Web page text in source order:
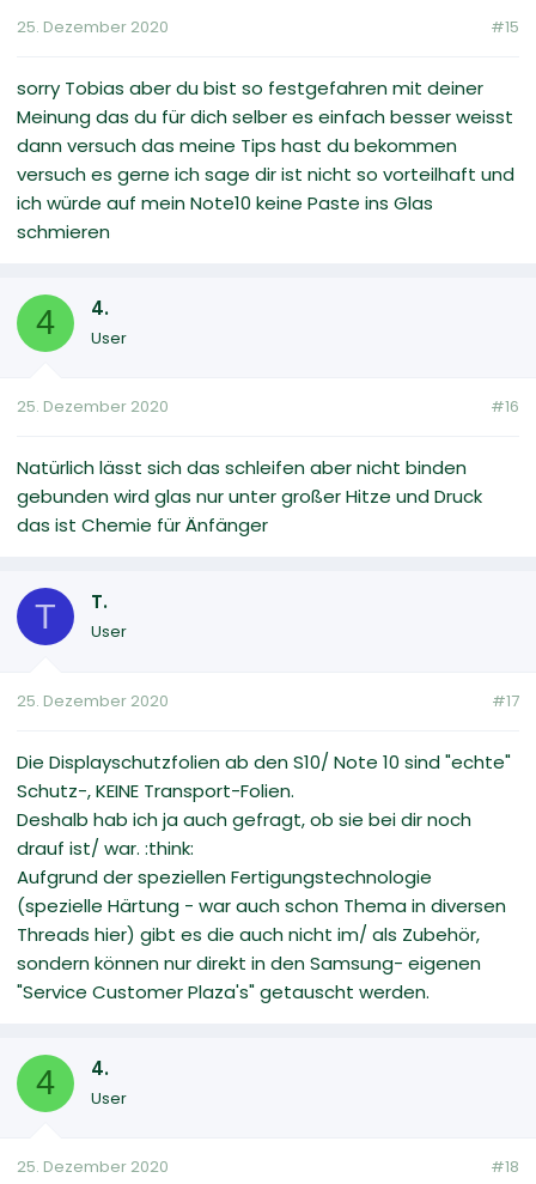
25. Dezember 2020 #15
sorry Tobias aber du bist so festgefahren mit deiner
Meinung das du für dich selber es einfach besser weisst
dann versuch das meine Tips hast du bekommen
versuch es gerne ich sage dir ist nicht so vorteilhaft und
ich würde auf mein Note10 keine Paste ins Glas
schmieren
4 4.
User
25. Dezember 2020 #16
Natürlich lässt sich das schleifen aber nicht binden
gebunden wird glas nur unter großer Hitze und Druck
das ist Chemie für Änfänger
T T.
User
25. Dezember 2020 #17
Die Displayschutzfolien ab den S10/ Note 10 sind "echte"
Schutz-, KEINE Transport-Folien.
Deshalb hab ich ja auch gefragt, ob sie bei dir noch
drauf ist/ war. :think:
Aufgrund der speziellen Fertigungstechnologie
(spezielle Härtung - war auch schon Thema in diversen
Threads hier) gibt es die auch nicht im/ als Zubehör,
sondern können nur direkt in den Samsung- eigenen
"Service Customer Plaza's" getauscht werden.
4 4.
User
25. Dezember 2020 #18